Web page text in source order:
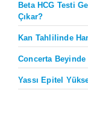
Beta HCG Testi
Çıkar?
Kan Tahlilinde
Concerta Beyinde
Yassı Epitel